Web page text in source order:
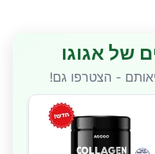
של אגוגו
- הצטרפו גם!